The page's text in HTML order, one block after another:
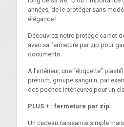
années, de le protéger sans
élégance !
Découvrez notre protège carnet
avec sa fermeture par zip pour
documents.
A l’intérieur, une “étiquette”
prénom, groupe sanguin, par
des poches intérieures pour un
PLUS + : fermeture par zip.
Un cadeau naissance simple